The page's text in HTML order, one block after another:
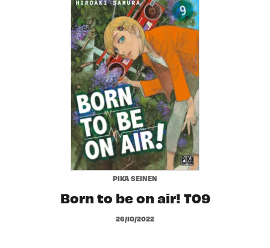
PIKA SEINEN
Born to be on air! T09
26/10/2022